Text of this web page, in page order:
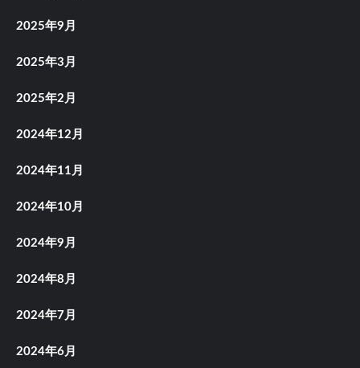
2025年9月
2025年3月
2025年2月
2024年12月
2024年11月
2024年10月
2024年9月
2024年8月
2024年7月
2024年6月